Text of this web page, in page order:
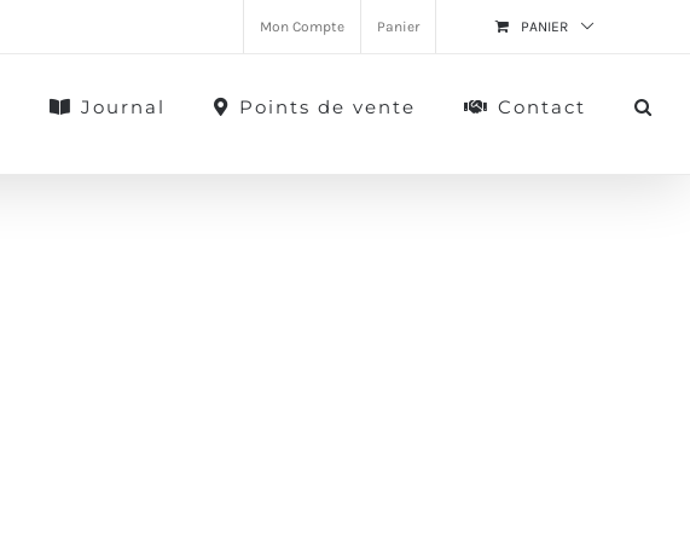
Mon Compte Panier PANIER
Journal Points de vente Contact